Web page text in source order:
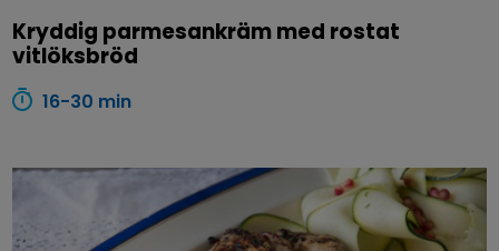
Kryddig parmesankräm med rostat
vitlöksbröd
16-30 min